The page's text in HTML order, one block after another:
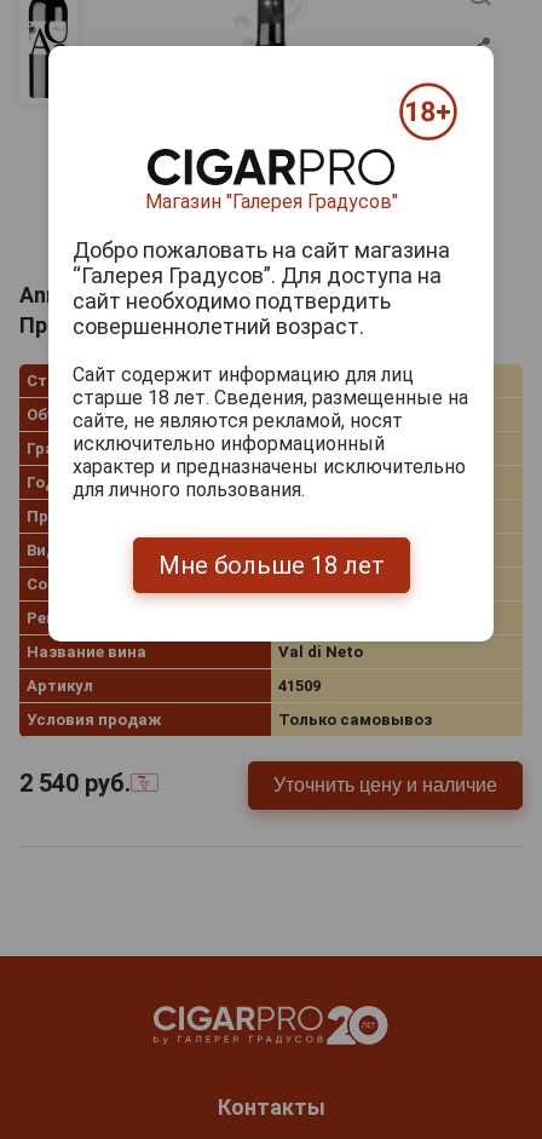
Anno Quinto Вино Анно Куинто Валь ди Нето
Принчипе 0.75л
Страна производства
Италия
Объём
0.75 л
Градус
14.0%
Год производства
2011
Производитель
Вид вина
Сорт винограда
Регион
Название вина
Val di Neto
Артикул
41509
Условия продаж
Только самовывоз
2 540 руб. Уточнить цену и наличие
Контакты
Магазин "Галерея Градусов"
Добро пожаловать на сайт магазина
“Галерея Градусов”. Для доступа на
сайт необходимо подтвердить
совершеннолетний возраст.
Сайт содержит информацию для лиц
старше 18 лет. Сведения, размещенные на
сайте, не являются рекламой, носят
исключительно информационный
характер и предназначены исключительно
для личного пользования.
Мне больше 18 лет